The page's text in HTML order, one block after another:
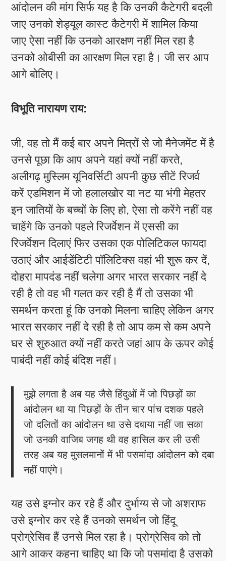
आंदोलन की मांग सिर्फ यह है कि उनकी कैटेगरी बदली
जाए उनको शेड्यूल कास्ट कैटेगरी में शामिल किया
जाए ऐसा नहीं कि उनको आरक्षण नहीं मिल रहा है
उनको ओबीसी का आरक्षण मिल रहा है। जी सर आप
आगे बोलिए।
विभूति नारायण राय:
जी, वह तो मैं कई बार अपने मित्रों से जो मैनेजमेंट में है
उनसे पूछा कि आप अपने यहां क्यों नहीं करते,
अलीगढ़ मुस्लिम यूनिवर्सिटी अपनी कुछ सीटें रिजर्व
करें एडमिशन में जो हलालखोर या नट या भंगी मेहतर
इन जातियों के बच्चों के लिए हो, ऐसा तो करेंगे नहीं वह
चाहेंगे कि उनको पहले रिजर्वेशन में एससी का
रिजर्वेशन दिलाएं फिर उसका एक पोलिटिकल फायदा
उठाएं और आईडेंटिटी पॉलिटिक्स वहां भी शुरू कर दें,
दोहरा मापदंड नहीं चलेगा अगर भारत सरकार नहीं दे
रही है तो वह भी गलत कर रही है मैं तो उसका भी
समर्थन करता हूं कि उनको मिलना चाहिए लेकिन अगर
भारत सरकार नहीं दे रही है तो आप कम से कम अपने
घर से शुरुआत क्यों नहीं करते जहां आप के ऊपर कोई
पाबंदी नहीं कोई बंदिश नहीं।
मुझे लगता है अब यह जैसे हिंदुओं में जो पिछड़ों का
आंदोलन था या पिछड़ों के तीन चार पांच दशक पहले
जो दलितों का आंदोलन था उसे दबाया नहीं जा सका
जो उनकी वाजिब जगह थी वह हासिल कर ली उसी
तरह अब यह मुसलमानों में भी पसमांदा आंदोलन को दबा
नहीं पाएंगे।
यह उसे इग्नोर कर रहे हैं और दुर्भाग्य से जो अशराफ
उसे इग्नोर कर रहे हैं उनको समर्थन जो हिंदू
प्रोग्रेसिव हैं उनसे मिल रहा है। प्रोग्रेसिव को तो
आगे आकर कहना चाहिए था कि जो पसमांदा है उसको